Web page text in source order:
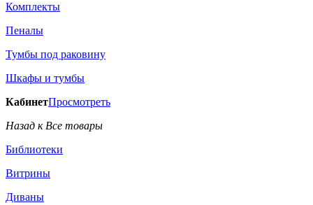
Комплекты
Пеналы
Тумбы под раковину
Шкафы и тумбы
КабинетПросмотреть
Назад к Все товары
Библиотеки
Витрины
Диваны